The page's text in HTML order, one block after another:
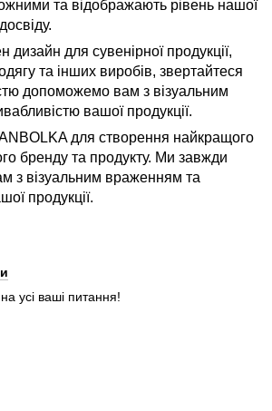
та відображають рівень нашої
дизайн для сувенірної продукції,
та інших виробів, звертайтеся
допоможемо вам з візуальним
вашої продукції.
для створення найкращого
бренду та продукту. Ми завжди
з візуальним враженням та
продукції.
усі ваші питання!